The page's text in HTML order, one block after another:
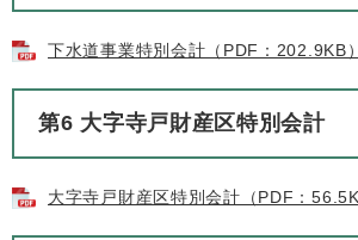
下水道事業特別会計（PDF：202.9KB）
第6 大字寺戸財産区特別会計
大字寺戸財産区特別会計（PDF：